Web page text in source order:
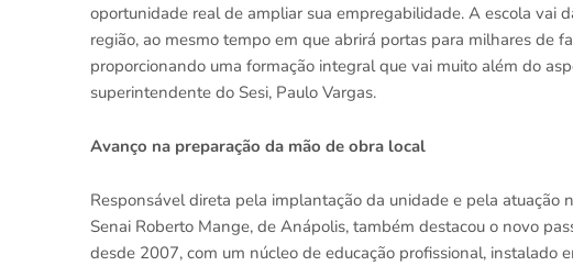
oportunidade real de ampliar sua empregabilidade. A escola vai
região, ao mesmo tempo em que abrirá portas para milhares de
proporcionando uma formação integral que vai muito além do
superintendente do Sesi, Paulo Vargas.
Avanço na preparação da mão de obra local
Responsável direta pela implantação da unidade e pela atuação
Senai Roberto Mange, de Anápolis, também destacou o novo
desde 2007, com um núcleo de educação profissional, instalado